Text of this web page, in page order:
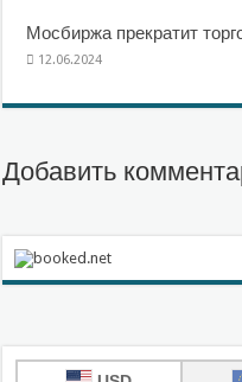
Мосбиржа прекратит
12.06.2024
Добавить